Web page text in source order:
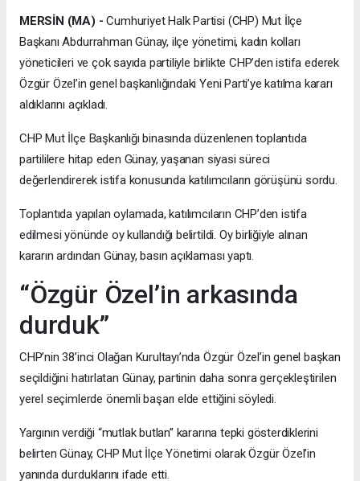
MERSİN (MA) - Cumhuriyet Halk Partisi (CHP) Mut İlçe
Başkanı Abdurrahman Günay, ilçe yönetimi, kadın kolları
yöneticileri ve çok sayıda partiliyle birlikte CHP’den istifa ederek
Özgür Özel’in genel başkanlığındaki Yeni Parti’ye katılma kararı
aldıklarını açıkladı.
CHP Mut İlçe Başkanlığı binasında düzenlenen toplantıda
partililere hitap eden Günay, yaşanan siyasi süreci
değerlendirerek istifa konusunda katılımcıların görüşünü sordu.
Toplantıda yapılan oylamada, katılımcıların CHP’den istifa
edilmesi yönünde oy kullandığı belirtildi. Oy birliğiyle alınan
kararın ardından Günay, basın açıklaması yaptı.
“Özgür Özel’in arkasında
durduk”
CHP’nin 38’inci Olağan Kurultayı’nda Özgür Özel’in genel başkan
seçildiğini hatırlatan Günay, partinin daha sonra gerçekleştirilen
yerel seçimlerde önemli başarı elde ettiğini söyledi.
Yargının verdiği “mutlak butlan” kararına tepki gösterdiklerini
belirten Günay, CHP Mut İlçe Yönetimi olarak Özgür Özel’in
yanında durduklarını ifade etti.